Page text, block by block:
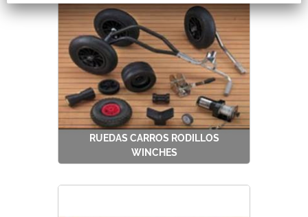
RUEDAS CARROS RODILLOS
WINCHES